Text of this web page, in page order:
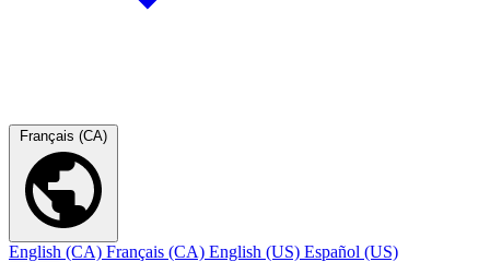
Français (CA)
English (CA) Français (CA) English (US) Español (US)